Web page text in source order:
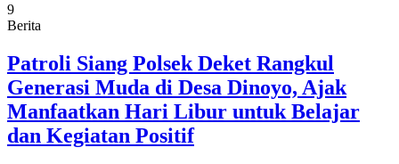
9
Berita
Patroli Siang Polsek Deket Rangkul
Generasi Muda di Desa Dinoyo, Ajak
Manfaatkan Hari Libur untuk Belajar
dan Kegiatan Positif